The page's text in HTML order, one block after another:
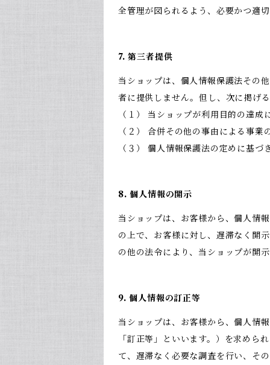
全管理が図られるよう、必要かつ適
7. 第三者提供
当ショップは、個人情報保護法その
者に提供しません。但し、次に掲げ
（１） 当ショップが利用目的の達
（２） 合併その他の事由による事
（３） 個人情報保護法の定めに基づ
8. 個人情報の開示
当ショップは、お客様から、個人情
の上で、お客様に対し、遅滞なく開
の他の法令により、当ショップが開
9. 個人情報の訂正等
当ショップは、お客様から、個人情
「訂正等」といいます。）を求めら
て、遅滞なく必要な調査を行い、そ